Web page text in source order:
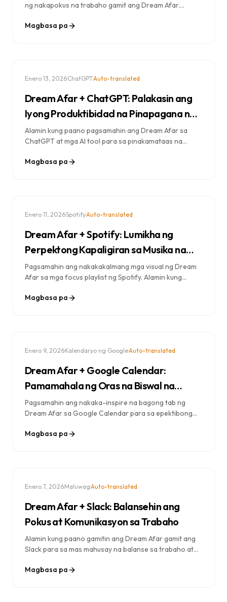
ng nakapokus na trabaho gamit ang Dream Afar.
manatiling produktibo sa pagitan ng mga meeting, at
Magbasa pa
Enero 13, 2026·ChatGPT·Auto-translated
Dream Afar + ChatGPT: Palakasin ang
Iyong Produktibidad na Pinapagana ng
AI
Alamin kung paano pagsamahin ang Dream Afar sa
ChatGPT at mga AI tool para sa pinakamataas na
sa AI-assisted writing, coding, pananaliksik, at
Magbasa pa
Enero 11, 2026·Spotify·Auto-translated
Dream Afar + Spotify: Lumikha ng
Perpektong Kapaligiran sa Musika na
Nakatuon
Pagsamahin ang nakakakalmang mga visual ng Dream
Afar sa mga focus playlist ng Spotify. Alamin kung
kapaligiran sa trabaho gamit ang tamang musika, mga
Magbasa pa
Enero 9, 2026·Kalendaryo ng Google·Auto-translated
Dream Afar + Google Calendar:
Pamamahala ng Oras na Biswal na
Mabisa
Pagsamahin ang nakaka-inspire na bagong tab ng
Dream Afar sa Google Calendar para sa epektibong
pag-block ng oras, pag-iiskedyul ng pokus, at pang-
Magbasa pa
Enero 7, 2026·Maluwag·Auto-translated
Dream Afar + Slack: Balansehin ang
Pokus at Komunikasyon sa Trabaho
Alamin kung paano gamitin ang Dream Afar gamit ang
Slack para sa mas mahusay na balanse sa trabaho at
konektado sa iyong koponan habang pinoprotektahan
Magbasa pa